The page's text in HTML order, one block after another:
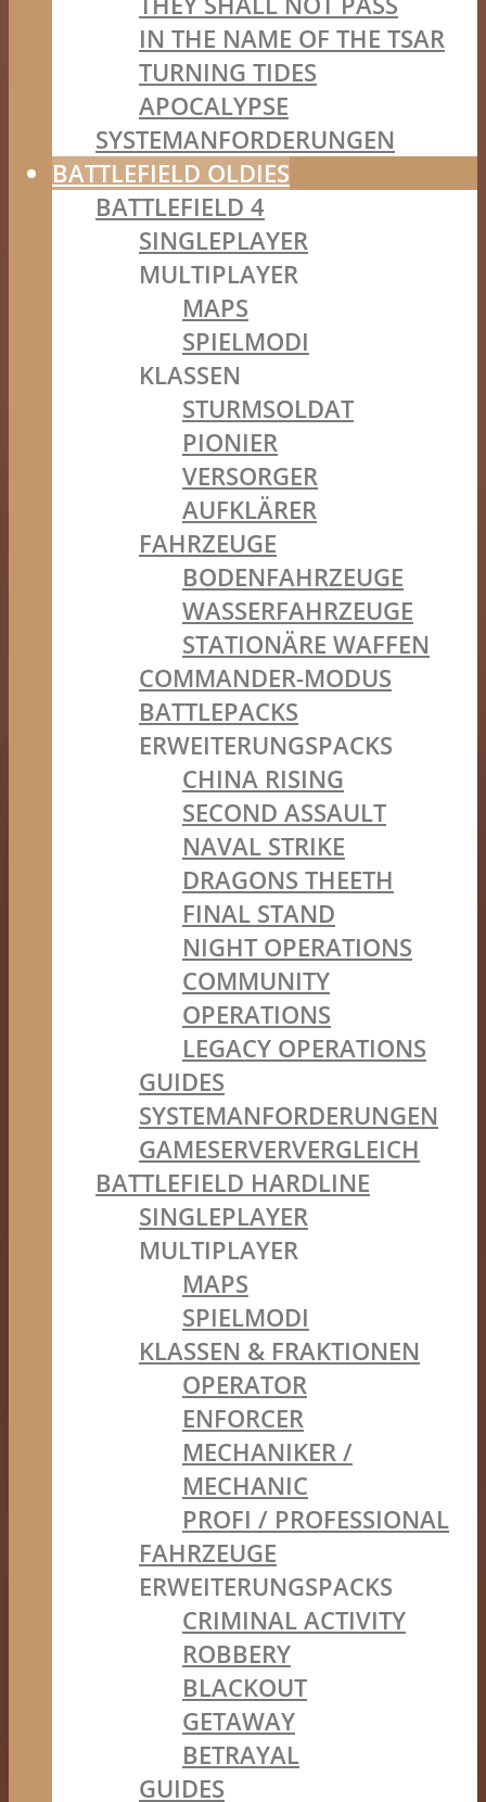
IN THE NAME OF THE TSAR
TURNING TIDES
APOCALYPSE
SYSTEMANFORDERUNGEN
BATTLEFIELD OLDIES
BATTLEFIELD 4
SINGLEPLAYER
MULTIPLAYER
MAPS
SPIELMODI
KLASSEN
STURMSOLDAT
PIONIER
VERSORGER
AUFKLÄRER
FAHRZEUGE
BODENFAHRZEUGE
WASSERFAHRZEUGE
STATIONÄRE WAFFEN
COMMANDER-MODUS
BATTLEPACKS
ERWEITERUNGSPACKS
CHINA RISING
SECOND ASSAULT
NAVAL STRIKE
DRAGONS THEETH
FINAL STAND
NIGHT OPERATIONS
COMMUNITY
OPERATIONS
LEGACY OPERATIONS
GUIDES
SYSTEMANFORDERUNGEN
GAMESERVERVERGLEICH
BATTLEFIELD HARDLINE
SINGLEPLAYER
MULTIPLAYER
MAPS
SPIELMODI
KLASSEN & FRAKTIONEN
OPERATOR
ENFORCER
MECHANIKER /
MECHANIC
PROFI / PROFESSIONAL
FAHRZEUGE
ERWEITERUNGSPACKS
CRIMINAL ACTIVITY
ROBBERY
BLACKOUT
GETAWAY
BETRAYAL
GUIDES